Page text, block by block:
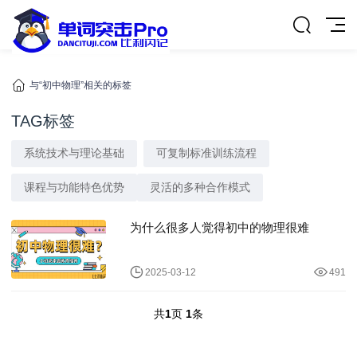
与“初中物理”相关的标签
TAG标签
系统技术与理论基础 可复制标准训练流程
课程与功能特色优势 灵活的多种合作模式
为什么很多人觉得初中的物理很难
2025-03-12 491
共1页 1条